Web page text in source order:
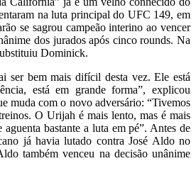
na luta principal do UFC 149, em
se sagrou campeão interino ao vencer
dos jurados após cinco rounds. Na
Dominick.
ser bem mais difícil desta vez. Ele está
está em grande forma”, explicou
muda com o novo adversário: “Tivemos
O Urijah é mais lento, mas é mais
bastante a luta em pé”. Antes de
já havia lutado contra José Aldo no
também venceu na decisão unânime